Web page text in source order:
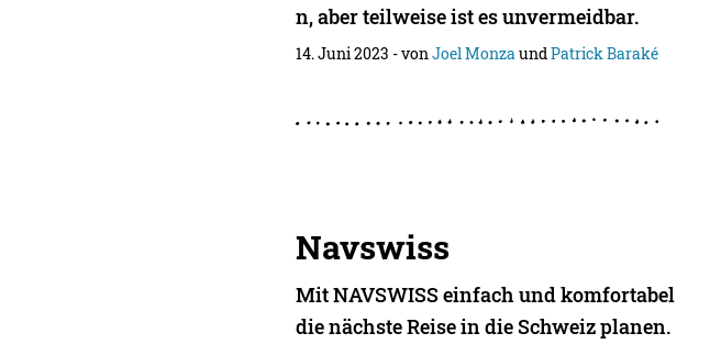
n, aber teilweise ist es unvermeidbar.
14. Juni 2023 - vonJoel MonzaundPatrick Baraké
Navswiss
Mit NAVSWISS einfach und komfortabel
die nächste Reise in die Schweiz planen.